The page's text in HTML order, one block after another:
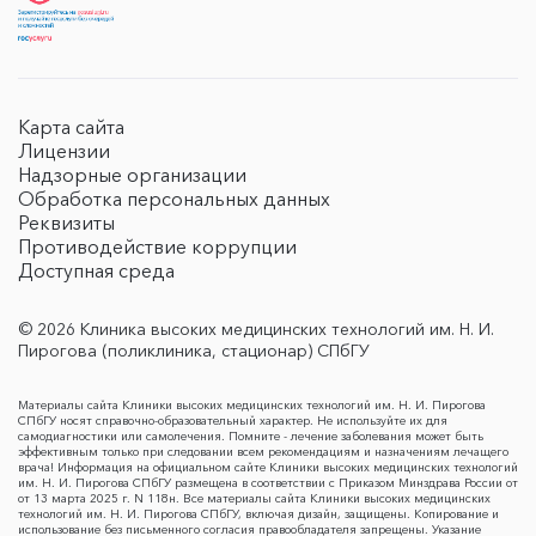
Карта сайта
Лицензии
Надзорные организации
Обработка персональных данных
Реквизиты
Противодействие коррупции
Доступная среда
© 2026 Клиника высоких медицинских технологий им. Н. И.
Пирогова (поликлиника, стационар) СПбГУ
Материалы сайта Клиники высоких медицинских технологий им. Н. И. Пирогова
СПбГУ носят справочно-образовательный характер. Не используйте их для
самодиагностики или самолечения. Помните - лечение заболевания может быть
эффективным только при следовании всем рекомендациям и назначениям лечащего
врача! Информация на официальном сайте Клиники высоких медицинских технологий
им. Н. И. Пирогова СПбГУ размещена в соответствии с Приказом Минздрава России от
от 13 марта 2025 г. N 118н. Все материалы сайта Клиники высоких медицинских
технологий им. Н. И. Пирогова СПбГУ, включая дизайн, защищены. Копирование и
использование без письменного согласия правообладателя запрещены. Указание